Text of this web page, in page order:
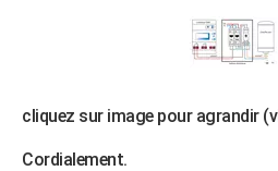
cliquez sur image pour agrandir
Cordialement.